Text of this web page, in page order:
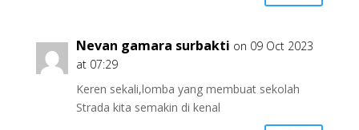
Nevan gamara surbakti on 09 Oct 2023
at 07:29
Keren sekali,lomba yang membuat sekolah
Strada kita semakin di kenal